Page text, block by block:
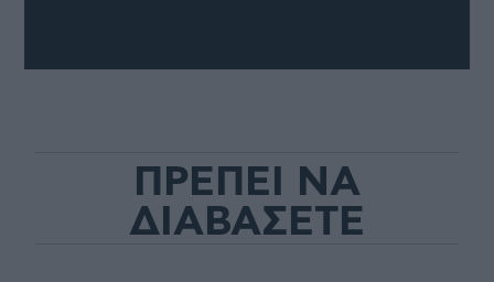
ΠΡΕΠΕΙ ΝΑ
ΔΙΑΒΑΣΕΤΕ